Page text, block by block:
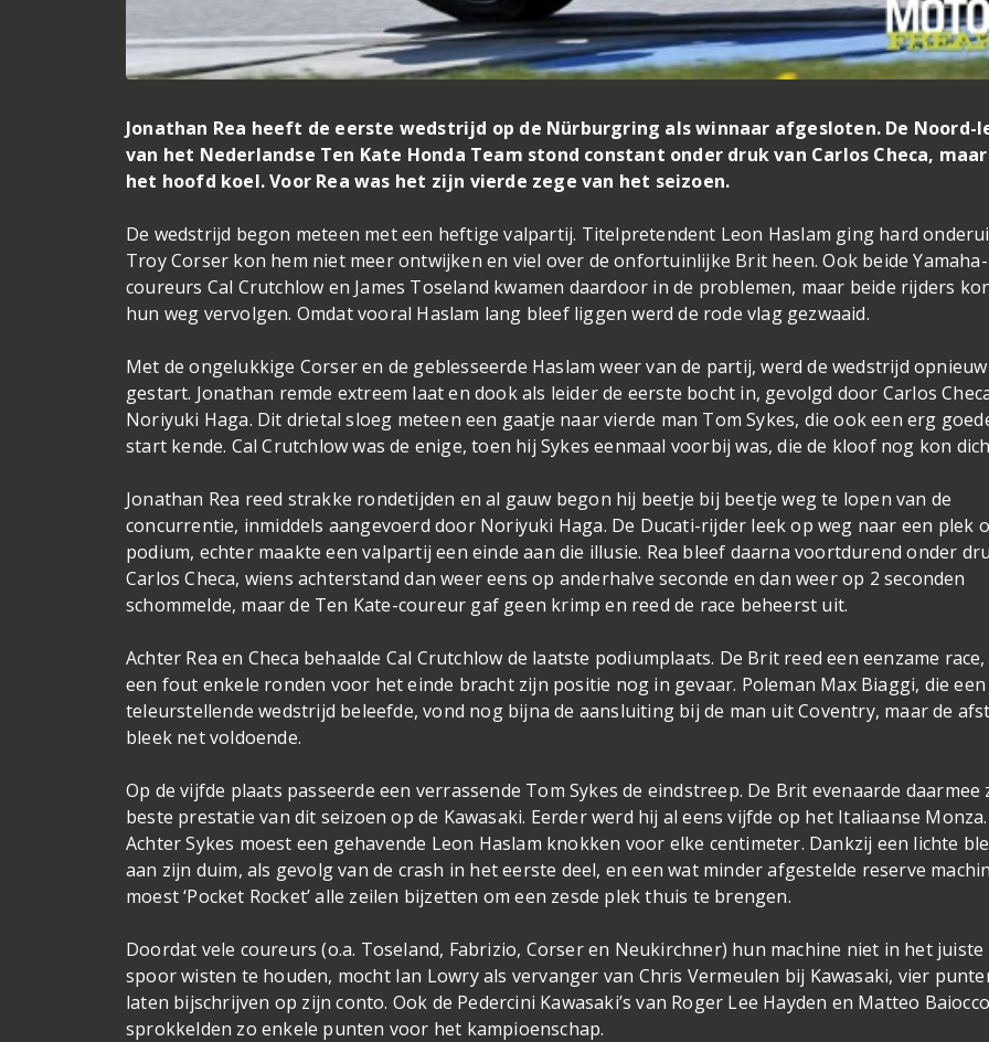
Jonathan Rea heeft de eerste wedstrijd op de Nürburgring als winnaar afgesloten. De Noord-
van het Nederlandse Ten Kate Honda Team stond constant onder druk van Carlos Checa,
het hoofd koel. Voor Rea was het zijn vierde zege van het seizoen.
De wedstrijd begon meteen met een heftige valpartij. Titelpretendent Leon Haslam ging hard
Troy Corser kon hem niet meer ontwijken en viel over de onfortuinlijke Brit heen. Ook beide Yamaha-
coureurs Cal Crutchlow en James Toseland kwamen daardoor in de problemen, maar beide rijders
hun weg vervolgen. Omdat vooral Haslam lang bleef liggen werd de rode vlag gezwaaid.
Met de ongelukkige Corser en de geblesseerde Haslam weer van de partij, werd de wedstrijd opnieuw
gestart. Jonathan remde extreem laat en dook als leider de eerste bocht in, gevolgd door Carlos
Noriyuki Haga. Dit drietal sloeg meteen een gaatje naar vierde man Tom Sykes, die ook een erg
start kende. Cal Crutchlow was de enige, toen hij Sykes eenmaal voorbij was, die de kloof nog kon
Jonathan Rea reed strakke rondetijden en al gauw begon hij beetje bij beetje weg te lopen van de
concurrentie, inmiddels aangevoerd door Noriyuki Haga. De Ducati-rijder leek op weg naar een plek
podium, echter maakte een valpartij een einde aan die illusie. Rea bleef daarna voortdurend onder
Carlos Checa, wiens achterstand dan weer eens op anderhalve seconde en dan weer op 2 seconden
schommelde, maar de Ten Kate-coureur gaf geen krimp en reed de race beheerst uit.
Achter Rea en Checa behaalde Cal Crutchlow de laatste podiumplaats. De Brit reed een eenzame
een fout enkele ronden voor het einde bracht zijn positie nog in gevaar. Poleman Max Biaggi, die
teleurstellende wedstrijd beleefde, vond nog bijna de aansluiting bij de man uit Coventry, maar de
bleek net voldoende.
Op de vijfde plaats passeerde een verrassende Tom Sykes de eindstreep. De Brit evenaarde daarmee
beste prestatie van dit seizoen op de Kawasaki. Eerder werd hij al eens vijfde op het Italiaanse Monza.
Achter Sykes moest een gehavende Leon Haslam knokken voor elke centimeter. Dankzij een lichte
aan zijn duim, als gevolg van de crash in het eerste deel, en een wat minder afgestelde reserve
moest ‘Pocket Rocket’ alle zeilen bijzetten om een zesde plek thuis te brengen.
Doordat vele coureurs (o.a. Toseland, Fabrizio, Corser en Neukirchner) hun machine niet in het juiste
spoor wisten te houden, mocht Ian Lowry als vervanger van Chris Vermeulen bij Kawasaki, vier
laten bijschrijven op zijn conto. Ook de Pedercini Kawasaki’s van Roger Lee Hayden en Matteo Baiocco
sprokkelden zo enkele punten voor het kampioenschap.